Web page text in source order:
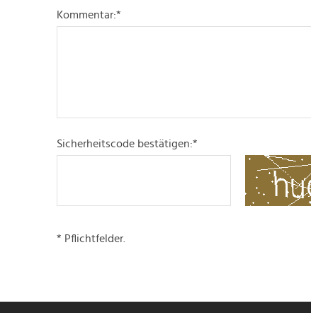
Kommentar:*
Sicherheitscode bestätigen:*
* Pflichtfelder.